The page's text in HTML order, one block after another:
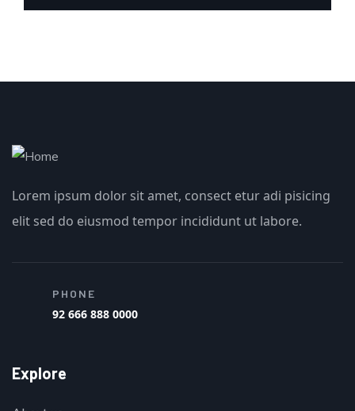
Lorem ipsum dolor sit amet, consect etur adi pisicing
elit sed do eiusmod tempor incididunt ut labore.
PHONE
92 666 888 0000
Explore